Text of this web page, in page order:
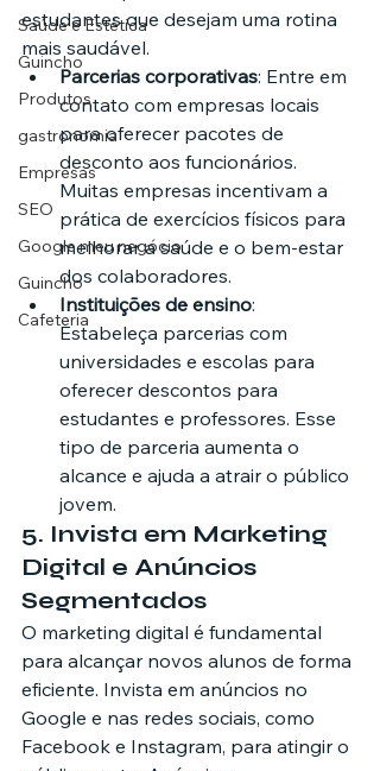
Saúde e Estética
Guincho
Produtos
gastronomia
Empresas
SEO
Google meu negócio
Guincho
Cafeteria
estudantes que desejam uma rotina
mais saudável.
Parcerias corporativas: Entre em
contato com empresas locais
para oferecer pacotes de
desconto aos funcionários.
Muitas empresas incentivam a
prática de exercícios físicos para
melhorar a saúde e o bem-estar
dos colaboradores.
Instituições de ensino:
Estabeleça parcerias com
universidades e escolas para
oferecer descontos para
estudantes e professores. Esse
tipo de parceria aumenta o
alcance e ajuda a atrair o público
jovem.
5. Invista em Marketing
Digital e Anúncios
Segmentados
O marketing digital é fundamental
para alcançar novos alunos de forma
eficiente. Invista em anúncios no
Google e nas redes sociais, como
Facebook e Instagram, para atingir o